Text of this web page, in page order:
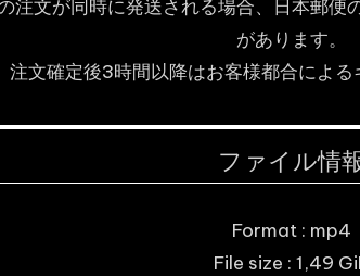
注文が同時に発送される場合、日本郵便
があります。
注文確定後3時間以降はお客様都合による
ファイル情
Format : mp4
File size : 1,49